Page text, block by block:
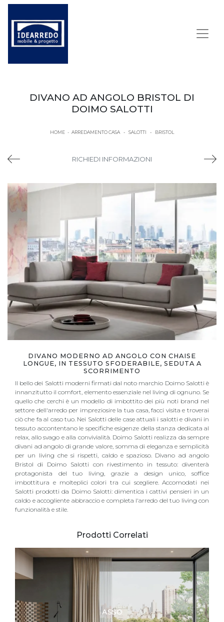
DIVANO AD ANGOLO BRISTOL DI
DOIMO SALOTTI
HOME - ARREDAMENTO CASA - SALOTTI - BRISTOL
RICHIEDI INFORMAZIONI
DIVANO MODERNO AD ANGOLO CON CHAISE
LONGUE, IN TESSUTO SFODERABILE, SEDUTA A
SCORRIMENTO
Il bello dei Salotti moderni firmati dal noto marchio Doimo Salotti è
innanzitutto il comfort, elemento essenziale nel living di ognuno. Se
quello che cerchi è un modello di imbottito dei più noti brand nel
settore dell'arredo per impreziosire la tua casa, facci visita e troverai
ciò che fa al caso tuo. Nei Salotti delle case attuali i salotti e divani in
tessuto accontentano le specifiche esigenze della stanza dedicata al
relax, allo svago e alla convivialità. Doimo Salotti realizza da sempre
divani ad angolo di grande valore, somma di eleganza e semplicità
per un living che si rispetti, caldo e spazioso. Divano ad angolo
Bristol di Doimo Salotti con rivestimento in tessuto: diventerà
protagonista del tuo living, grazie a design unico, soffice
imbottitura e molteplici colori tra cui scegliere. Accomodati nei
Salotti prodotti da Doimo Salotti: dimentica i cattivi pensieri in un
caldo e accogliente abbraccio e completa l'arredo del tuo living con
funzionalità e stile.
Prodotti Correlati
ASSO